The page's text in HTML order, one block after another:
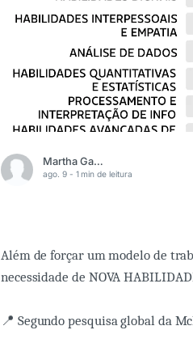
Martha Gabriel
ago. 9 - 1 min de leitura
Além de forçar um modelo de
necessidade de NOVA
📍 Segundo pesquisa global da